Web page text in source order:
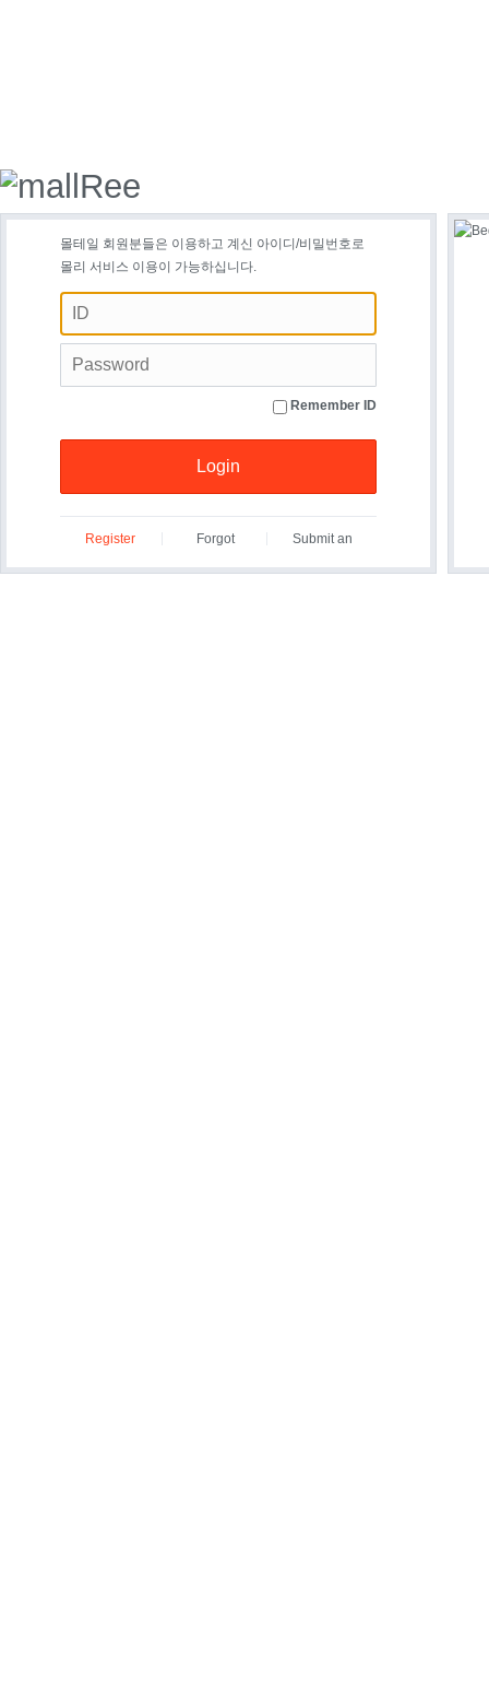
몰테일 회원분들은 이용하고 계신 아이디/비밀번호로
몰리 서비스 이용이 가능하십니다.
Remember ID
Login
Register
Forgot
Submit an